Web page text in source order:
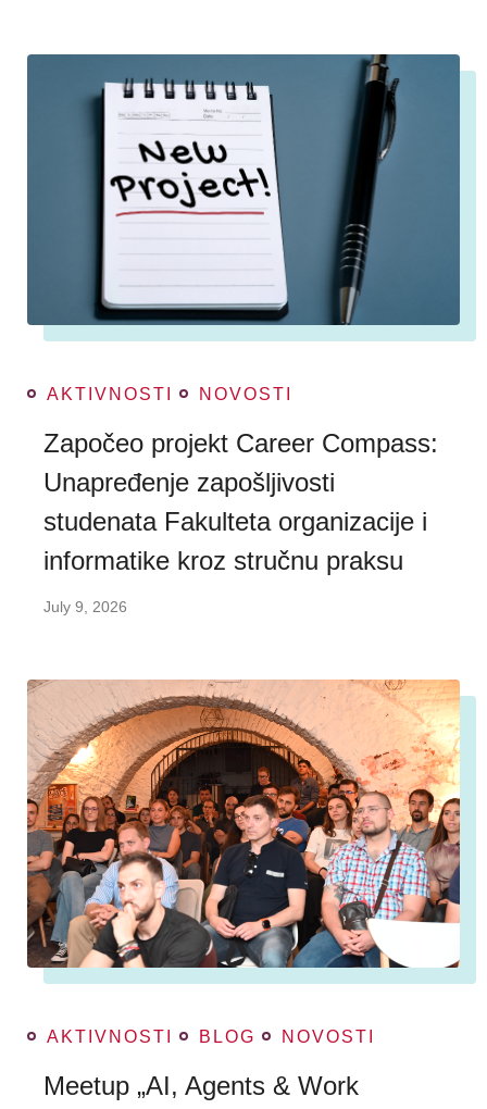
AKTIVNOSTI NOVOSTI
Započeo projekt Career Compass:
Unapređenje zapošljivosti
studenata Fakulteta organizacije i
informatike kroz stručnu praksu
July 9, 2026
AKTIVNOSTI BLOG NOVOSTI
Meetup „AI, Agents & Work